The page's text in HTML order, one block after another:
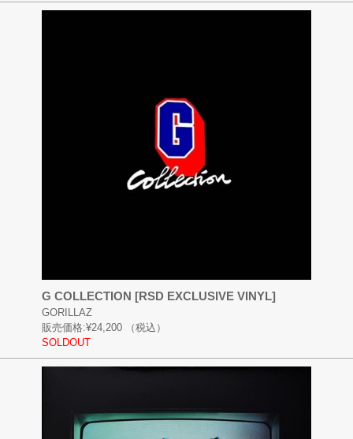
G COLLECTION [RSD EXCLUSIVE VINYL]
GORILLAZ
販売価格:¥24,200
（税込）
SOLDOUT